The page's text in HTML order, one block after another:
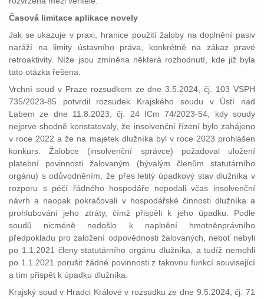
Časová limitace aplikace novely
Jak se ukazuje v praxi, hranice použití žaloby na doplnění pasiv
naráží na limity ústavního práva, konkrétně na zákaz pravé
retroaktivity. Níže jsou zmíněna některá rozhodnutí, kde již byla
tato otázka řešena.
Vrchní soud v Praze rozsudkem ze dne 3.5.2024, čj. 103 VSPH
735/2023-85 potvrdil rozsudek Krajského soudu v Ústí nad
Labem ze dne 11.8.2023, čj. 24 ICm 74/2023-54, kdy soudy
nejprve shodně konstatovaly, že insolvenční řízení bylo zahájeno
v roce 2022 a že na majetek dlužníka byl v roce 2023 prohlášen
konkurs. Žalobce (insolvenční správce) požadoval uložení
platební povinnosti žalovaným (bývalým členům statutárního
orgánu) s odůvodněním, že přes letitý úpadkový stav dlužníka v
rozporu s péčí řádného hospodáře nepodali včas insolvenční
návrh a naopak pokračovali v hospodářské činnosti dlužníka a
prohlubování jeho ztráty, čímž přispěli k jeho úpadku. Podle
soudů nicméně nedošlo k naplnění hmotněnprávního
předpokladu pro založení odpovědnosti žalovaných, neboť nebyli
po 1.1.2021 členy statutárního orgánu dlužníka, a tudíž nemohli
po 1.1.2021 porušit žádné povinnosti z takovou funkcí související
a tím přispět k úpadku dlužníka.
Krajský soud v Hradci Králové v rozsudku ze dne 9.5.2024, čj. 71